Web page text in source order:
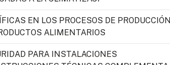
EN LOS PROCESOS DE PRODUCCIÓN
ALIMENTARIOS
PARA INSTALACIONES